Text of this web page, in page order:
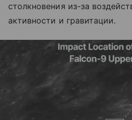
столкновения из-за
активности и гравитации.